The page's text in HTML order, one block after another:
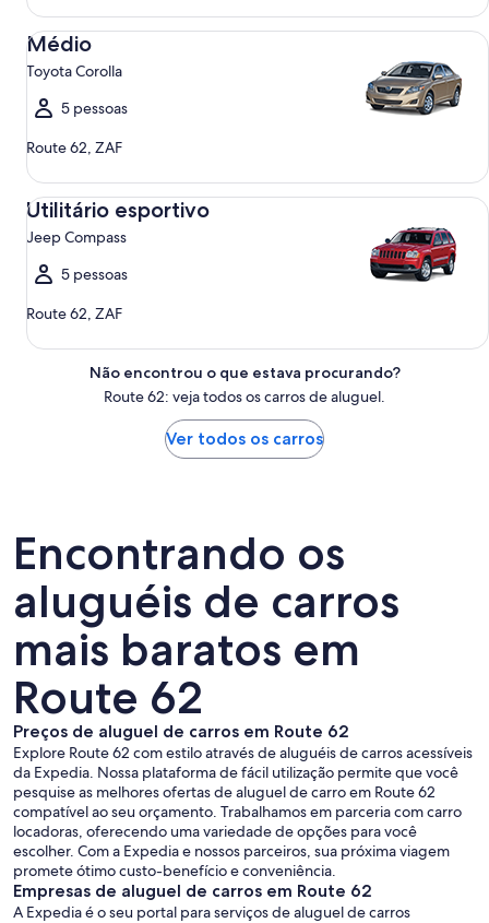
Médio
Toyota Corolla
5 pessoas
Route 62, ZAF
Médio Toyota Corolla
Utilitário esportivo
Jeep Compass
5 pessoas
Route 62, ZAF
Utilitário esportivo Jeep Compass
Não encontrou o que estava procurando?
Route 62: veja todos os carros de aluguel.
Ver todos os carros
Encontrando os
aluguéis de carros
mais baratos em
Route 62
Preços de aluguel de carros em Route 62
Explore Route 62 com estilo através de aluguéis de carros acessíveis
da Expedia. Nossa plataforma de fácil utilização permite que você
pesquise as melhores ofertas de aluguel de carro em Route 62
compatível ao seu orçamento. Trabalhamos em parceria com carro
locadoras, oferecendo uma variedade de opções para você
escolher. Com a Expedia e nossos parceiros, sua próxima viagem
promete ótimo custo-benefício e conveniência.
Empresas de aluguel de carros em Route 62
A Expedia é o seu portal para serviços de aluguel de carros